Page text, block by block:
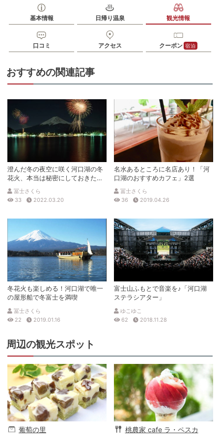
自身でお問合せください。
基本情報 日帰り温泉 観光情報
口コミ アクセス クーポン 宿泊
おすすめの関連記事
澄んだ冬の夜空に咲く河口湖の冬
花火、本当は秘密にしておきたい
ビュースポット３選
冨士さくら
33
2022.03.20
名水あるところに名店あり！「河
口湖のおすすめカフェ」2選
冨士さくら
36
2019.04.26
冬花火も楽しめる！河口湖で唯一
の屋形船で冬富士を満喫
冨士さくら
22
2019.01.16
富士山ふもとで音楽を♪「河口湖
ステラシアター」
ゆこゆこ
62
2018.11.28
周辺の観光スポット
葡萄の里 桃農家 cafe ラ・ペスカ